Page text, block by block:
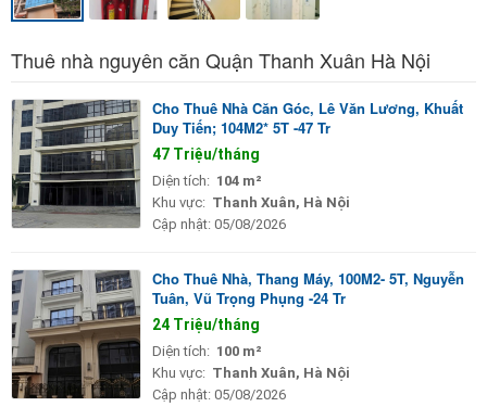
Thuê nhà nguyên căn Quận Thanh Xuân Hà Nội
Cho Thuê Nhà Căn Góc, Lê Văn Lương, Khuất
Duy Tiến; 104M2* 5T -47 Tr
47 Triệu/tháng
Diện tích: 104 m²
Khu vực: Thanh Xuân, Hà Nội
Cập nhật: 05/08/2026
Cho Thuê Nhà, Thang Máy, 100M2- 5T, Nguyễn
Tuân, Vũ Trọng Phụng -24 Tr
24 Triệu/tháng
Diện tích: 100 m²
Khu vực: Thanh Xuân, Hà Nội
Cập nhật: 05/08/2026